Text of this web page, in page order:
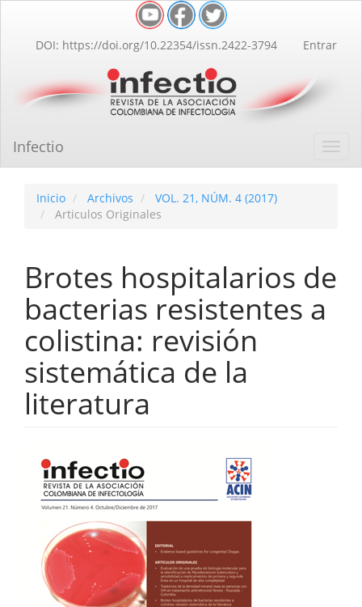
Contenido
principal
lateral
DOI: https://doi.org/10.22354/issn.2422-3794 Entrar
Infectio
Inicio Archivos
VOL. 21, NÚM. 4 (2017)
Articulos Originales
Brotes hospitalarios de
bacterias resistentes a
colistina: revisión
sistemática de la
literatura
Barra
lateral
del
artículo